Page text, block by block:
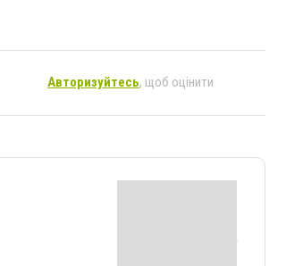
Авторизуйтесь, щоб оцінити